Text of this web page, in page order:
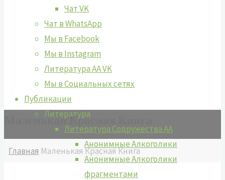
Чат VK
Чат в WhatsApp
Мы в Facebook
Мы в Instagram
Литература АА VK
Мы в Социальных сетях
Публикации
Литература
Литература Содружества АА
Анонимные Алкоголики
Анонимные Алкоголики
фрагментами
Маленькая Красная Книга
Главная Маленькая Красная Книга